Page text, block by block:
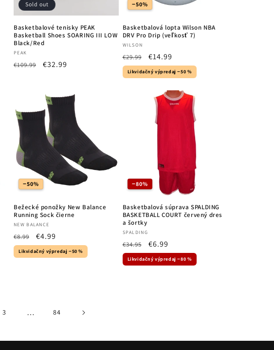
Sold out
Basketbalové tenisky PEAK
Basketball Shoes SOARING III LOW
Black/Red
Vendor:
PEAK
Regular
€109.99
Sale
€32.99
−50%
Basketbalová lopta Wilson NBA
DRV Pro Drip (veľkosť 7)
Vendor:
WILSON
Regular
price
€29.99
Sale
price
€14.99
Likvidačný výpredaj −50 %
−50%
Bežecké ponožky New Balance
Running Sock čierne
Vendor:
NEW BALANCE
Regular
price
€8.99
Sale
price
€4.99
Likvidačný výpredaj −50 %
−80%
Basketbalová súprava SPALDING
BASKETBALL COURT červený dres
a šortky
Vendor:
SPALDING
Regular
price
€34.95
Sale
price
€6.99
Likvidačný výpredaj −80 %
3 … 84